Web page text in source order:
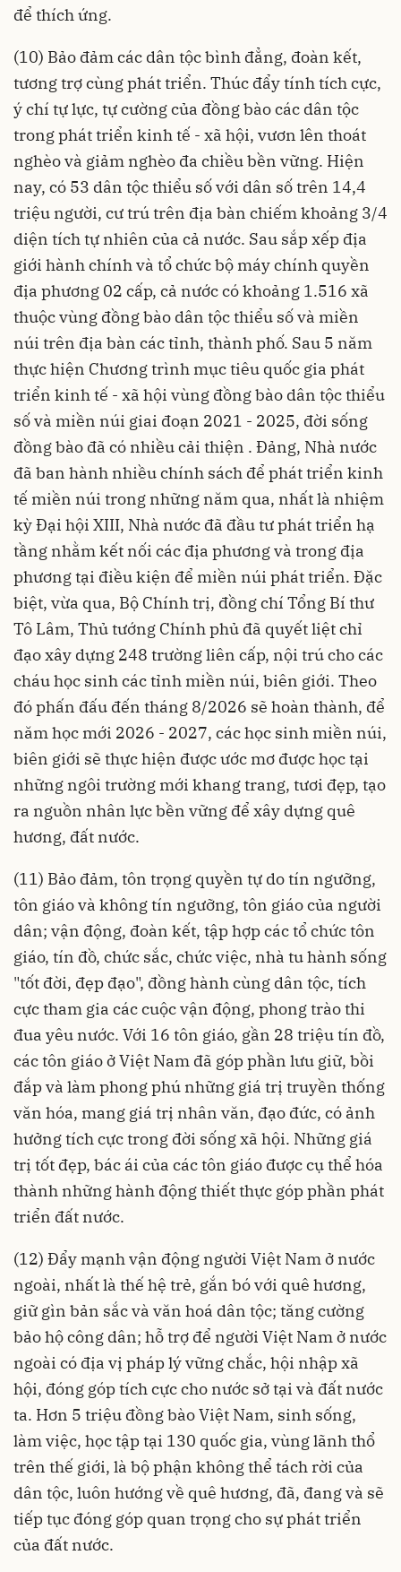
để thích ứng.
(10) Bảo đảm các dân tộc bình đẳng, đoàn kết,
tương trợ cùng phát triển. Thúc đẩy tính tích cực,
ý chí tự lực, tự cường của đồng bào các dân tộc
trong phát triển kinh tế - xã hội, vươn lên thoát
nghèo và giảm nghèo đa chiều bền vững. Hiện
nay, có 53 dân tộc thiểu số với dân số trên 14,4
triệu người, cư trú trên địa bàn chiếm khoảng 3/4
diện tích tự nhiên của cả nước. Sau sắp xếp địa
giới hành chính và tổ chức bộ máy chính quyền
địa phương 02 cấp, cả nước có khoảng 1.516 xã
thuộc vùng đồng bào dân tộc thiểu số và miền
núi trên địa bàn các tỉnh, thành phố. Sau 5 năm
thực hiện Chương trình mục tiêu quốc gia phát
triển kinh tế - xã hội vùng đồng bào dân tộc thiểu
số và miền núi giai đoạn 2021 - 2025, đời sống
đồng bào đã có nhiều cải thiện . Đảng, Nhà nước
đã ban hành nhiều chính sách để phát triển kinh
tế miền núi trong những năm qua, nhất là nhiệm
kỳ Đại hội XIII, Nhà nước đã đầu tư phát triển hạ
tầng nhằm kết nối các địa phương và trong địa
phương tại điều kiện để miền núi phát triển. Đặc
biệt, vừa qua, Bộ Chính trị, đồng chí Tổng Bí thư
Tô Lâm, Thủ tướng Chính phủ đã quyết liệt chỉ
đạo xây dựng 248 trường liên cấp, nội trú cho các
cháu học sinh các tỉnh miền núi, biên giới. Theo
đó phấn đấu đến tháng 8/2026 sẽ hoàn thành, để
năm học mới 2026 - 2027, các học sinh miền núi,
biên giới sẽ thực hiện được ước mơ được học tại
những ngôi trường mới khang trang, tươi đẹp, tạo
ra nguồn nhân lực bền vững để xây dựng quê
hương, đất nước.
(11) Bảo đảm, tôn trọng quyền tự do tín ngưỡng,
tôn giáo và không tín ngưỡng, tôn giáo của người
dân; vận động, đoàn kết, tập hợp các tổ chức tôn
giáo, tín đồ, chức sắc, chức việc, nhà tu hành sống
"tốt đời, đẹp đạo", đồng hành cùng dân tộc, tích
cực tham gia các cuộc vận động, phong trào thi
đua yêu nước. Với 16 tôn giáo, gần 28 triệu tín đồ,
các tôn giáo ở Việt Nam đã góp phần lưu giữ, bồi
đắp và làm phong phú những giá trị truyền thống
văn hóa, mang giá trị nhân văn, đạo đức, có ảnh
hưởng tích cực trong đời sống xã hội. Những giá
trị tốt đẹp, bác ái của các tôn giáo được cụ thể hóa
thành những hành động thiết thực góp phần phát
triển đất nước.
(12) Đẩy mạnh vận động người Việt Nam ở nước
ngoài, nhất là thế hệ trẻ, gắn bó với quê hương,
giữ gìn bản sắc và văn hoá dân tộc; tăng cường
bảo hộ công dân; hỗ trợ để người Việt Nam ở nước
ngoài có địa vị pháp lý vững chắc, hội nhập xã
hội, đóng góp tích cực cho nước sở tại và đất nước
ta. Hơn 5 triệu đồng bào Việt Nam, sinh sống,
làm việc, học tập tại 130 quốc gia, vùng lãnh thổ
trên thế giới, là bộ phận không thể tách rời của
dân tộc, luôn hướng về quê hương, đã, đang và sẽ
tiếp tục đóng góp quan trọng cho sự phát triển
của đất nước.